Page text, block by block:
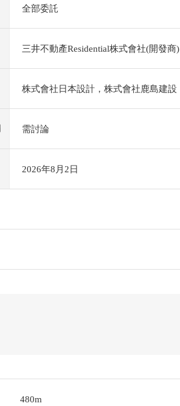
全部委託
三井不動產Residential株式會社(開發商)
株式會社日本設計，株式會社鹿島建設
需討論
2026年8月2日
480m